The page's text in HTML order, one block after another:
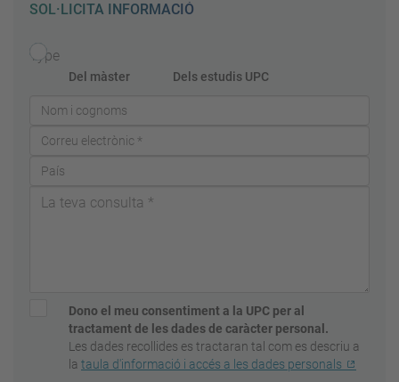
SOL·LICITA INFORMACIÓ
Type
Del màster Dels estudis UPC
Dono el meu consentiment a la UPC per al
tractament de les dades de caràcter personal.
Les dades recollides es tractaran tal com es descriu a
la taula d'informació i accés a les dades personals